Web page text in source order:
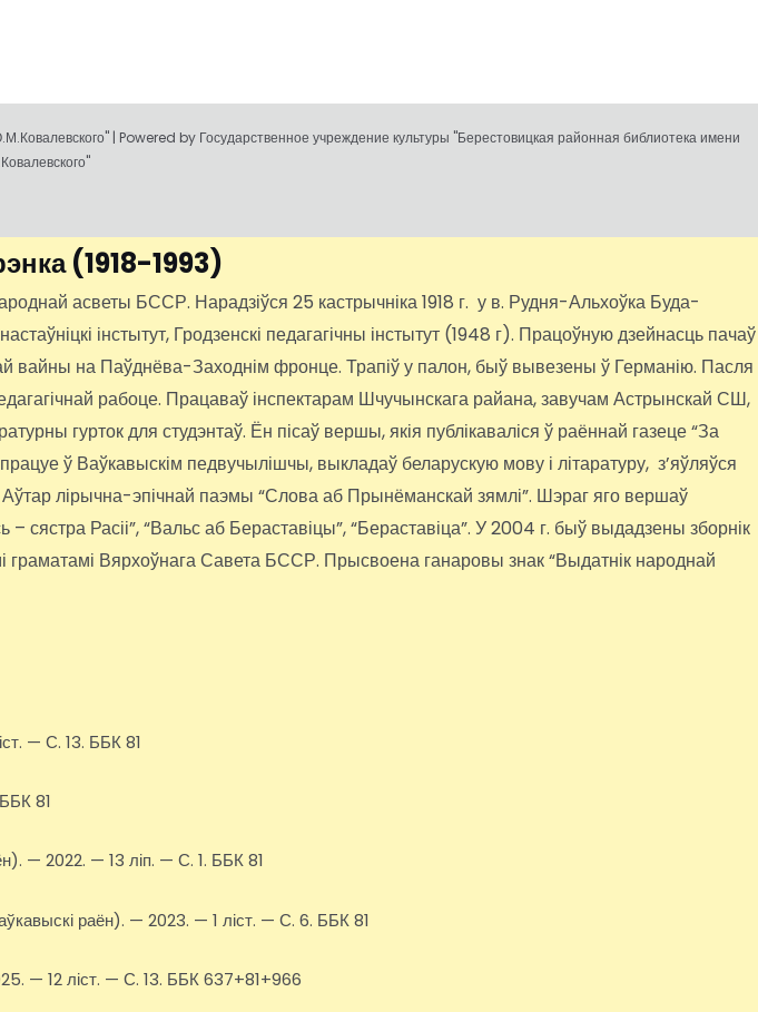
| Powered by Государственное учреждение культуры "Берестовицкая районная библиотека имени
(1918-1993)
асветы БССР. Нарадзіўся 25 кастрычніка 1918 г. у в. Рудня-Альхоўка Буда-
інстытут, Гродзенскі педагагічны інстытут (1948 г). Працоўную дзейнасць пачаў
вайны на Паўднёва-Заходнім фронце. Трапіў у палон, быў вывезены ў Германію. Пасля
рабоце. Працаваў інспектарам Шчучынскага райана, завучам Астрынскай СШ,
гурток для студэнтаў. Ён пісаў вершы, якія публікаваліся ў раённай газеце “За
ў Ваўкавыскім педвучылішчы, выкладаў беларускую мову і літаратуру, з’яўляўся
лірычна-эпічнай паэмы “Слова аб Прынёманскай зямлі”. Шэраг яго вершаў
сястра Расіі”, “Вальс аб Бераставіцы”, “Бераставіца”. У 2004 г. быў выдадзены зборнік
Вярхоўнага Савета БССР. Прысвоена ганаровы знак “Выдатнік народнай
— С. 13. ББК 81
81
— 2022. — 13 ліп. — С. 1. ББК 81
раён). — 2023. — 1 ліст. — С. 6. ББК 81
— 12 ліст. — С. 13. ББК 637+81+966